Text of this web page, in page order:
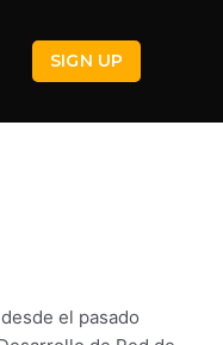
SIGN UP
el pasado